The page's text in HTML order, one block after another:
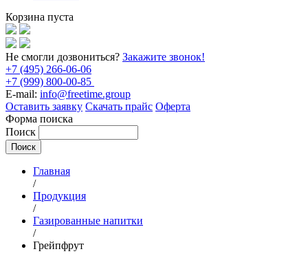
Корзина пуста
Не смогли дозвониться? Закажите звонок!
+7 (495) 266-06-06
+7 (999) 800-00-85
E-mail: info@freetime.group
Оставить заявку Скачать прайс Оферта
Форма поиска
Поиск
Главная
/
Продукция
/
Газированные напитки
/
Грейпфрут